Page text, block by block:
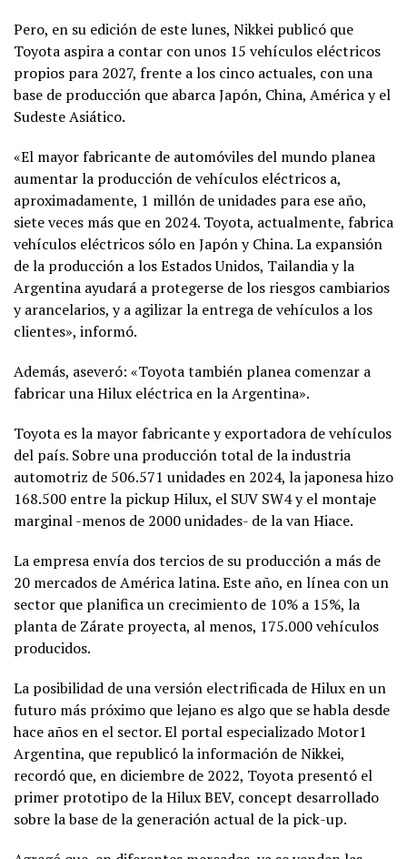
Pero, en su edición de este lunes, Nikkei publicó que
Toyota aspira a contar con unos 15 vehículos eléctricos
propios para 2027, frente a los cinco actuales, con una
base de producción que abarca Japón, China, América y el
Sudeste Asiático.
«El mayor fabricante de automóviles del mundo planea
aumentar la producción de vehículos eléctricos a,
aproximadamente, 1 millón de unidades para ese año,
siete veces más que en 2024. Toyota, actualmente, fabrica
vehículos eléctricos sólo en Japón y China. La expansión
de la producción a los Estados Unidos, Tailandia y la
Argentina ayudará a protegerse de los riesgos cambiarios
y arancelarios, y a agilizar la entrega de vehículos a los
clientes», informó.
Además, aseveró: «Toyota también planea comenzar a
fabricar una Hilux eléctrica en la Argentina».
Toyota es la mayor fabricante y exportadora de vehículos
del país. Sobre una producción total de la industria
automotriz de 506.571 unidades en 2024, la japonesa hizo
168.500 entre la pickup Hilux, el SUV SW4 y el montaje
marginal -menos de 2000 unidades- de la van Hiace.
La empresa envía dos tercios de su producción a más de
20 mercados de América latina. Este año, en línea con un
sector que planifica un crecimiento de 10% a 15%, la
planta de Zárate proyecta, al menos, 175.000 vehículos
producidos.
La posibilidad de una versión electrificada de Hilux en un
futuro más próximo que lejano es algo que se habla desde
hace años en el sector. El portal especializado Motor1
Argentina, que republicó la información de Nikkei,
recordó que, en diciembre de 2022, Toyota presentó el
primer prototipo de la Hilux BEV, concept desarrollado
sobre la base de la generación actual de la pick-up.